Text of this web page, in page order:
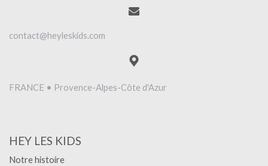
contact@heyleskids.com
FRANCE • Provence-Alpes-Côte d'Azur
HEY LES KIDS
Notre histoire